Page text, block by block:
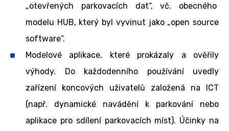
„otevřených parkovacích dat“, vč. obecného
modelu HUB, který byl vyvinut jako „open source
software“.
Modelové aplikace, které prokázaly a ověřily
výhody. Do každodenního používání uvedly
zařízení koncových uživatelů založená na ICT
(např. dynamické navádění k parkování nebo
aplikace pro sdílení parkovacích míst). Účinky na